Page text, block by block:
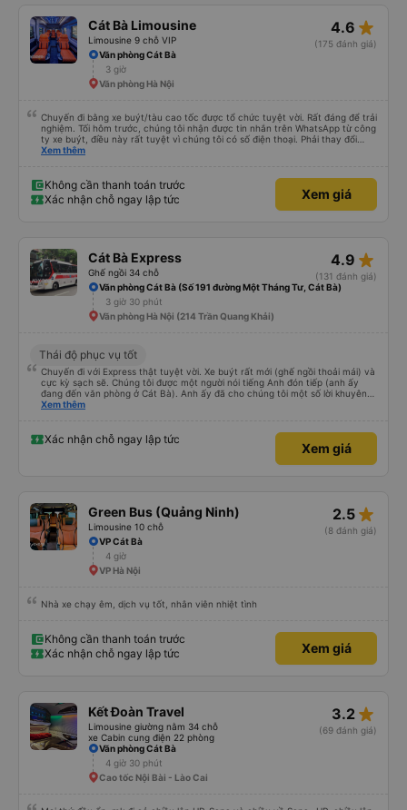
Cát Bà Limousine
Limousine 9 chỗ VIP
4.6 star_rate
(175 đánh giá)
Văn phòng Cát Bà
3 giờ
Văn phòng Hà Nội
Chuyến đi bằng xe buýt/tàu cao tốc được tổ chức tuyệt vời. Rất đáng để trải
nghiệm. Tối hôm trước, chúng tôi nhận được tin nhắn trên WhatsApp từ công
ty xe buýt, điều này rất tuyệt vì chúng tôi có số điện thoại. Phải thay đổi
điểm đón vì trời mưa như trút nước, nhưng họ rất thông cảm. Anh chàng lái
Cát Bà đến Hà Nội, phải xuống xe buýt, lên tàu cao tốc rồi lại lên một xe
buýt khác. Được tổ chức tốt, giao tiếp tuyệt vời, chuyến đi tuyệt vời.
Xem thêm
Không cần thanh toán trước
Xác nhận chỗ ngay lập tức
Xem giá
Cát Bà Express
Ghế ngồi 34 chỗ
4.9 star_rate
(131 đánh giá)
Văn phòng Cát Bà (Số 191 đường Một Tháng Tư, Cát Bà)
3 giờ 30 phút
Văn phòng Hà Nội (214 Trần Quang Khải)
Thái độ phục vụ tốt
Chuyến đi với Express thật tuyệt vời. Xe buýt rất mới (ghế ngồi thoải mái) và
cực kỳ sạch sẽ. Chúng tôi được một người nói tiếng Anh đón tiếp (anh ấy
đang đến văn phòng ở Cát Bà). Anh ấy đã cho chúng tôi một số lời khuyên
hữu ích về những việc nên làm ở Cát Bà. Chúng tôi có một quãng nghỉ ngắn
đảo trong 8-10 phút. Sau đó, chúng tôi đi xe buýt khoảng 30 phút vào thị
trấn Cát Bà. Chúng tôi được thả xuống cách khách sạn khoảng 5 phút đi bộ.
Nhìn chung, dịch vụ tuyệt vời và tôi rất khuyên bạn nên sử dụng dịch vụ
Xem thêm
Xác nhận chỗ ngay lập tức
Xem giá
Green Bus (Quảng Ninh)
Limousine 10 chỗ
2.5 star_rate
(8 đánh giá)
VP Cát Bà
4 giờ
VP Hà Nội
Nhà xe chạy êm, dịch vụ tốt, nhân viên nhiệt tình
Không cần thanh toán trước
Xác nhận chỗ ngay lập tức
Xem giá
Kết Đoàn Travel
Limousine giường nằm 34 chỗ
xe Cabin cung điện 22 phòng
3.2 star_rate
(69 đánh giá)
Văn phòng Cát Bà
4 giờ 30 phút
Cao tốc Nội Bài - Lào Cai